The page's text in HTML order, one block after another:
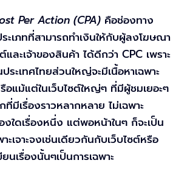
Per Action (CPA)คือช่องทาง
ะเภทที่สามารถทำเงินให้กับผู้ลงโฆษณา
และเจ้าของสินค้า ได้ดีกว่า CPC เพราะ
ประเทศไทยส่วนใหญ่จะมีเนื้อหาเฉพาะ
รือแม้แต่ในเว็บไซต์ใหญ่ๆ ที่มีผู้ชมเยอะๆ
ที่มีเรื่องราวหลากหลาย ไม่เฉพาะ
องใดเรื่องหนึ่ง แต่พอหน้าในๆ ก็จะเป็น
าะเจาะจงเช่นเดียวกันกับเว็บไซต์หรือ
นเรื่องนั้นๆเป็นการเฉพาะ